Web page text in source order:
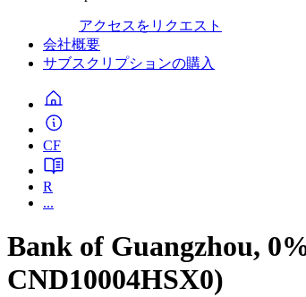
アクセスをリクエスト
会社概要
サブスクリプションの購入
CF
R
...
Bank of Guangzhou,
CND10004HSX0)